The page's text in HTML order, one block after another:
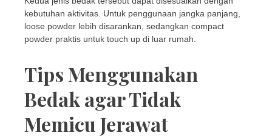
kebutuhan aktivitas. Untuk penggunaan jangka panjang,
loose powder lebih disarankan, sedangkan compact
powder praktis untuk touch up di luar rumah.
Tips Menggunakan
Bedak agar Tidak
Memicu Jerawat